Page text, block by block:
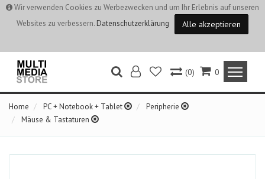
Wir verwenden Cookies zu Werbezwecken und um Ihr Erlebnis auf unseren
Websites zu verbessern. Datenschutzerklärung Alle akzeptieren
0
(0)
Home PC + Notebook + Tablet
Peripherie
Mäuse & Tastaturen